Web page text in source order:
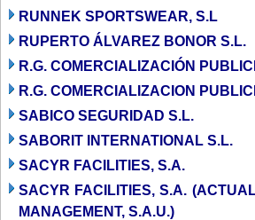
RUNNEK SPORTSWEAR, S.L
RUPERTO ÁLVAREZ BONOR S.L.
R.G. COMERCIALIZACIÓN
R.G. COMERCIALIZACION
SABICO SEGURIDAD S.L.
SABORIT INTERNATIONAL S.L.
SACYR FACILITIES, S.A.
SACYR FACILITIES, S.A.
MANAGEMENT, S.A.U.)